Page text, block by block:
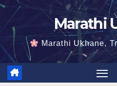
Skip
content
Marathi
Marathi Ukhane,